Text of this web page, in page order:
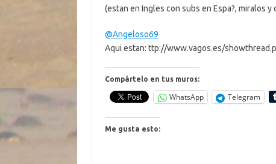
(estan en Ingles con subs en Espa?, miralos
@Angeloso69
Aqui estan: ttp://www.vagos.es/
Compártelo en tus muros:
WhatsApp Telegram
Me gusta esto: